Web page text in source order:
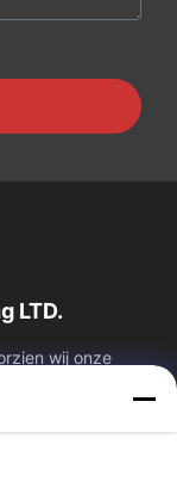
LTD.
wij onze
ontworpen het